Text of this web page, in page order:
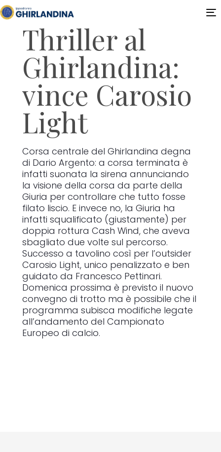
Thriller al
Ghirlandina:
vince Carosio
Light
Corsa centrale del Ghirlandina degna
di Dario Argento: a corsa terminata è
infatti suonata la sirena annunciando
la visione della corsa da parte della
Giuria per controllare che tutto fosse
filato liscio. E invece no, la Giuria ha
infatti squalificato (giustamente) per
doppia rottura Cash Wind, che aveva
sbagliato due volte sul percorso.
Successo a tavolino così per l’outsider
Carosio Light, unico penalizzato e ben
guidato da Francesco Pettinari.
Domenica prossima è previsto il nuovo
convegno di trotto ma è possibile che il
programma subisca modifiche legate
all’andamento del Campionato
Europeo di calcio.